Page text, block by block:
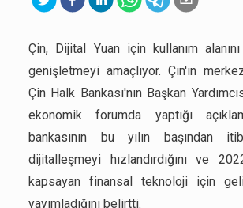
Çin, Dijital Yuan için kullanım
genişletmeyi amaçlıyor. Çin'in
Çin Halk Bankası'nın Başkan
ekonomik forumda yaptığı
bankasının bu yılın başından
dijitalleşmeyi hızlandırdığını ve
kapsayan finansal teknoloji için
yayımladığını belirtti.